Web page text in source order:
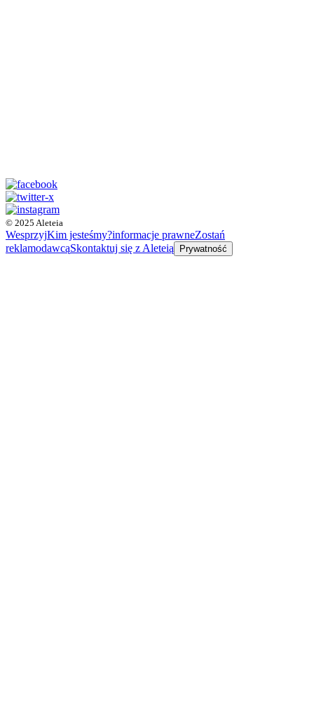
© 2025 Aleteia
WesprzyjKim jesteśmy?informacje prawneZostań
reklamodawcąSkontaktuj się z Aleteią Prywatność